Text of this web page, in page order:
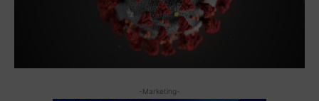
-Marketing-